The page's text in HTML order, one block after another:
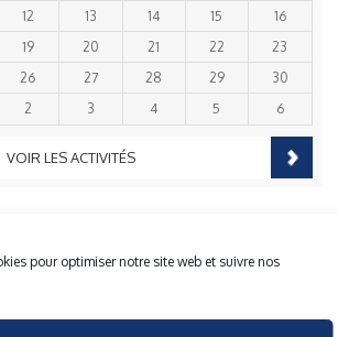
pour optimiser notre site web et suivre nos
12 13 14 15
16
19 20 21 22
23
26 27 28 29
30
2 3 4 5 6
VOIR LES ACTIVITÉS